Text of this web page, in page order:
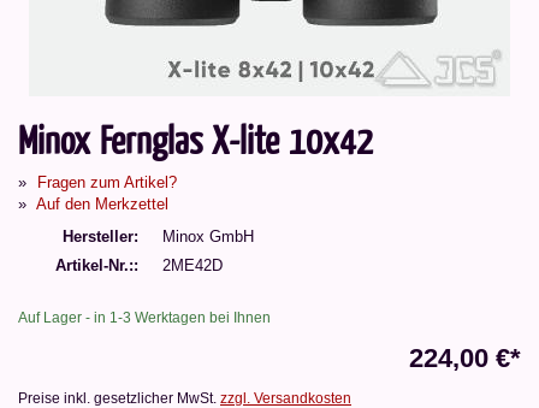
Minox Fernglas X-lite 10x42
Fragen zum Artikel?
Auf den Merkzettel
Hersteller
Minox GmbH
Artikel-Nr.:
2ME42D
Auf Lager - in 1-3 Werktagen bei Ihnen
224,00 €*
Preise inkl. gesetzlicher MwSt. zzgl. Versandkosten